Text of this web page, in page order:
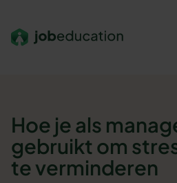
Hoe je als
gebruikt om
te verminderen